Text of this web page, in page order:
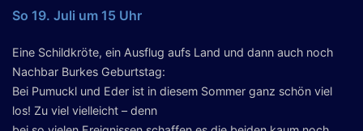
So 19. Juli um 15 Uhr
Eine Schildkröte, ein Ausflug aufs Land und dann auch noch
Nachbar Burkes Geburtstag:
Bei Pumuckl und Eder ist in diesem Sommer ganz schön viel
los! Zu viel vielleicht – denn